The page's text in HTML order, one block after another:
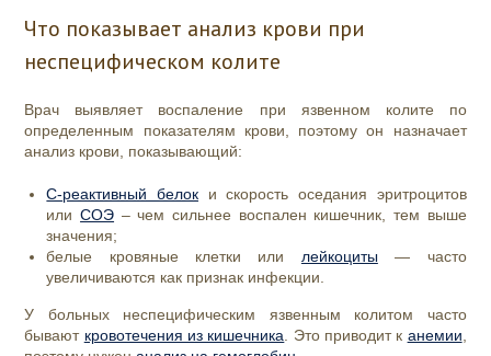
Что показывает анализ крови при
неспецифическом колите
Врач выявляет воспаление при язвенном колите по
определенным показателям крови, поэтому он назначает
анализ крови, показывающий:
С-реактивный белок и скорость оседания эритроцитов
илиСОЭ – чем сильнее воспален кишечник, тем выше
значения;
белые кровяные клетки или лейкоциты— часто
увеличиваются как признак инфекции.
У больных неспецифическим язвенным колитом часто
бывают кровотечения из кишечника. Это приводит к анемии,